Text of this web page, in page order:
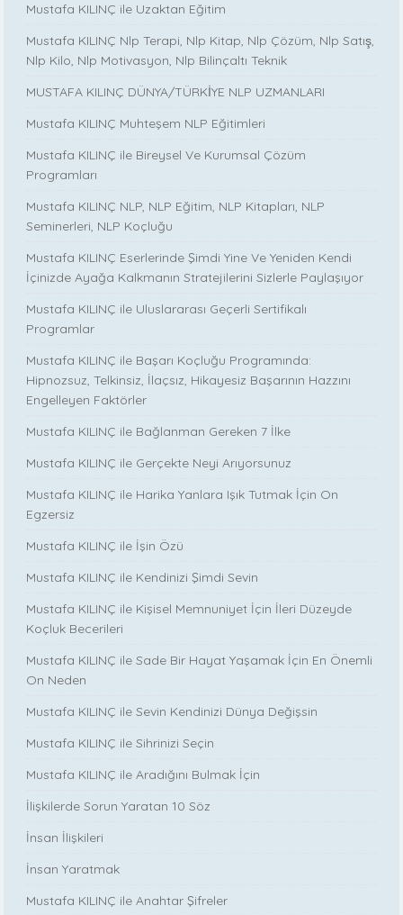
Mustafa KILINÇ ile Uzaktan Eğitim
Mustafa KILINÇ Nlp Terapi, Nlp Kitap, Nlp Çözüm, Nlp Satış,
Nlp Kilo, Nlp Motivasyon, Nlp Bilinçaltı Teknik
MUSTAFA KILINÇ DÜNYA/TÜRKİYE NLP UZMANLARI
Mustafa KILINÇ Muhteşem NLP Eğitimleri
Mustafa KILINÇ ile Bireysel Ve Kurumsal Çözüm
Programları
Mustafa KILINÇ NLP, NLP Eğitim, NLP Kitapları, NLP
Seminerleri, NLP Koçluğu
Mustafa KILINÇ Eserlerinde Şimdi Yine Ve Yeniden Kendi
İçinizde Ayağa Kalkmanın Stratejilerini Sizlerle Paylaşıyor
Mustafa KILINÇ ile Uluslararası Geçerli Sertifikalı
Programlar
Mustafa KILINÇ ile Başarı Koçluğu Programında:
Hipnozsuz, Telkinsiz, İlaçsız, Hikayesiz Başarının Hazzını
Engelleyen Faktörler
Mustafa KILINÇ ile Bağlanman Gereken 7 İlke
Mustafa KILINÇ ile Gerçekte Neyi Arıyorsunuz
Mustafa KILINÇ ile Harika Yanlara Işık Tutmak İçin On
Egzersiz
Mustafa KILINÇ ile İşin Özü
Mustafa KILINÇ ile Kendinizi Şimdi Sevin
Mustafa KILINÇ ile Kişisel Memnuniyet İçin İleri Düzeyde
Koçluk Becerileri
Mustafa KILINÇ ile Sade Bir Hayat Yaşamak İçin En Önemli
On Neden
Mustafa KILINÇ ile Sevin Kendinizi Dünya Değişsin
Mustafa KILINÇ ile Sihrinizi Seçin
Mustafa KILINÇ ile Aradığını Bulmak İçin
İlişkilerde Sorun Yaratan 10 Söz
İnsan İlişkileri
İnsan Yaratmak
Mustafa KILINÇ ile Anahtar Şifreler